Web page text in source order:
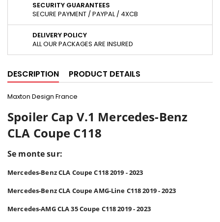
SECURITY GUARANTEES
SECURE PAYMENT / PAYPAL / 4XCB
DELIVERY POLICY
ALL OUR PACKAGES ARE INSURED
DESCRIPTION PRODUCT DETAILS
Maxton Design France
Spoiler Cap V.1 Mercedes-Benz
CLA Coupe C118
Se monte sur:
Mercedes-Benz CLA Coupe C118 2019 - 2023
Mercedes-Benz CLA Coupe AMG-Line C118 2019 - 2023
Mercedes-AMGCLA 35 Coupe C118 2019 - 2023